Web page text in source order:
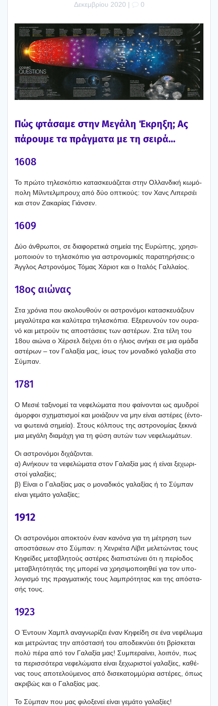
Δεκεμβρίου 2020 | 0
Πώς φτά­σα­με στην Μεγά­λη Έκρη­ξη; Ας
πάρου­με τα πράγ­μα­τα με τη σει­ρά…
1608
Το πρώ­το τηλε­σκό­πιο κατα­σκευά­ζε­ται στην Ολλαν­δι­κή κωμό­
πο­λη Μίλ­ντελ­μπρουχ από δύο οπτι­κούς: τον Χανς Λιπερ­σέι
και στον Ζακα­ρί­ας Γιάν­σεν.
1609
Δύο άνθρω­ποι, σε δια­φο­ρε­τι­κά σημεία της Ευρώ­πης, χρη­σι­
μο­ποιούν το τηλε­σκό­πιο για αστρο­νο­μι­κές παρατηρήσεις:ο
Άγγλος Αστρο­νό­μος Τόμας Χάριοτ και ο Ιτα­λός Γαλι­λαί­ος.
18ος αιώ­νας
Στα χρό­νια που ακο­λου­θούν οι αστρο­νό­μοι κατα­σκευά­ζουν
μεγα­λύ­τε­ρα και καλύ­τε­ρα τηλε­σκό­πια. Εξε­ρευ­νούν τον ουρα­
νό και μετρούν τις απο­στά­σεις των αστέ­ρων. Στα τέλη του
18ου αιώ­να ο Χέρ­σελ δεί­χνει ότι ο ήλιος ανή­κει σε μια ομά­δα
αστέ­ρων – τον Γαλα­ξία μας, ίσως τον μονα­δι­κό γαλα­ξία στο
Σύμπαν.
1781
Ο Μεσιέ ταξι­νο­μεί τα νεφε­λώ­μα­τα που φαί­νο­νται ως αμυ­δροί
άμορ­φοι σχη­μα­τι­σμοί και μοιά­ζουν να μην είναι αστέ­ρες (έντο­
να φωτει­νά σημεία). Στους κόλ­πους της αστρο­νο­μί­ας ξεκι­νά
μια μεγά­λη δια­μά­χη για τη φύση αυτών των νεφε­λω­μά­των.
Οι αστρο­νό­μοι διχά­ζο­νται.
α) Ανή­κουν τα νεφε­λώ­μα­τα στον Γαλα­ξία μας ή είναι ξεχω­ρι­
στοί γαλα­ξί­ες;
β) Είναι ο Γαλα­ξί­ας μας ο μονα­δι­κός γαλα­ξί­ας ή το Σύμπαν
είναι γεμά­το γαλα­ξί­ες;
1912
Οι αστρο­νό­μοι απο­κτούν έναν κανό­να για τη μέτρη­ση των
απο­στά­σε­ων στο Σύμπαν: η Χεν­ριέ­τα Λίβιτ μελε­τώ­ντας τους
Κηφεί­δες μετα­βλη­τούς αστέ­ρες δια­πι­στώ­νει ότι η περί­ο­δος
μετα­βλη­τό­τη­τάς της μπο­ρεί να χρη­σι­μο­ποι­η­θεί για τον υπο­
λο­γι­σμό της πραγ­μα­τι­κής τους λαμπρό­τη­τας και της από­στα­
σής τους.
1923
Ο Έντουιν Χαμπλ ανα­γνω­ρί­ζει έναν Κηφεί­δη σε ένα νεφέ­λω­μα
και μετρώ­ντας την από­στα­σή του απο­δει­κνύ­ει ότι βρί­σκε­ται
πολύ πέρα από τον Γαλα­ξία μας! Συμπε­ραί­νει, λοι­πόν, πως
τα περισ­σό­τε­ρα νεφε­λώ­μα­τα είναι ξεχω­ρι­στοί γαλα­ξί­ες, καθέ­
νας τους απο­τε­λού­με­νος από δισε­κα­τομ­μύ­ρια αστέ­ρες, όπως
ακρι­βώς και ο Γαλα­ξί­ας μας.
Το Σύμπαν που μας φιλο­ξε­νεί είναι γεμά­το γαλα­ξί­ες!